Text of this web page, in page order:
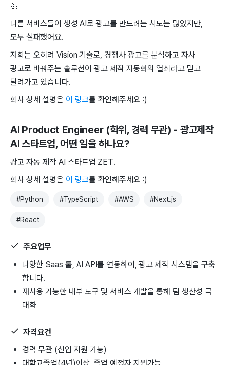
💪🏻
다른 서비스들이 생성 AI로 광고를 만드려는 시도는 많았지만,
모두 실패했어요.
저희는 오히려 Vision 기술로, 경쟁사 광고를 분석하고 자사
광고로 바꿔주는 솔루션이 광고 제작 자동화의 열쇠라고 믿고
달려가고 있습니다.
회사 상세 설명은 이 링크를 확인해주세요 :)
AI Product Engineer (학위, 경력 무관) - 광고제작
AI 스타트업, 어떤 일을 하나요?
광고 자동 제작 AI 스타트업 ZET.
회사 상세 설명은 이 링크를 확인해주세요 :)
#Python #TypeScript #AWS #Next.js
#React
주요업무
다양한 Saas 툴, AI API를 연동하여, 광고 제작 시스템을 구축
합니다.
재사용 가능한 내부 도구 및 서비스 개발을 통해 팀 생산성 극
대화
자격요건
경력 무관 (신입 지원 가능)
대학교졸업(4년)이상, 졸업 예정자 지원가능